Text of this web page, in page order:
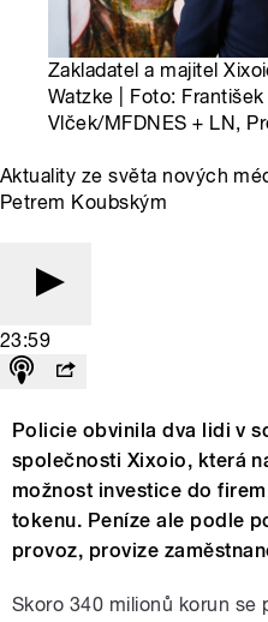
Zakladatel a majitel
Watzke | Foto: František
Vlček/MFDNES + LN,
Aktuality ze světa nových
Petrem Koubským
23:59
Policie obvinila dva lidi v
společnosti Xixoio, která
možnost investice do
tokenu. Peníze ale podle
provoz, provize
Skoro 340 milionů korun se